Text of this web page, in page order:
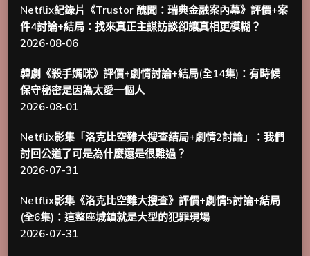
Netflix紀錄片《Trustor 醜聞：瑞典金融案內幕》評價+案
件4討論+結局：找來真正主謀訪談卻讓真相更模糊？
2026-08-06
韓劇《殺手媽咪》評價+劇情討論+結局(全14集)：有時候
保守秘密是因為太愛一個人
2026-08-01
Netflix影集「洛克比空難大搜查結局+劇情2討論」：我們
討回公道了可是為什麼還是很難過？
2026-07-31
Netflix影集《洛克比空難大搜查》評價+劇情5討論+結局
(全6集)：這整座城鎮就是大型的犯罪現場
2026-07-31